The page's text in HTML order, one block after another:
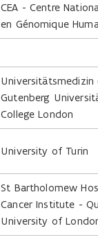
CEA - Centre
en Génomique
Universitätsmedizin
Gutenberg
College London
University of Turin
St Bartholomew
Cancer Institute -
University of